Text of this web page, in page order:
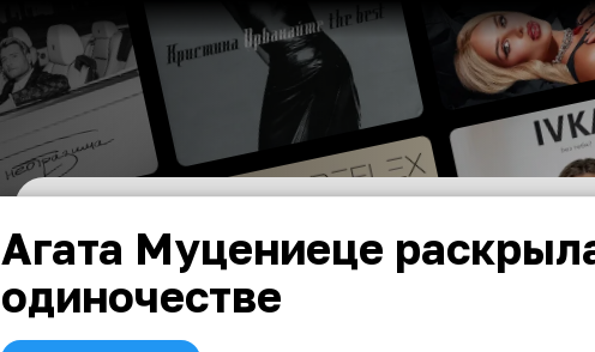
Агата Муцениеце
одиночестве